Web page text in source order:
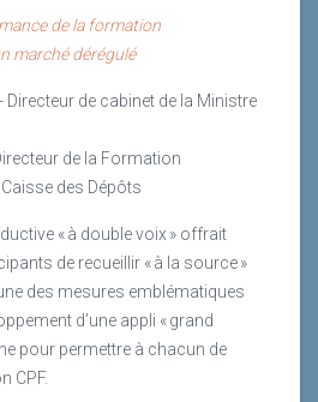
de la formation
marché dérégulé
Directeur de cabinet de la Ministre
de la Formation
des Dépôts
« à double voix » offrait
de recueillir « à la source »
des mesures emblématiques
d’une appli « grand
pour permettre à chacun de
CPF.